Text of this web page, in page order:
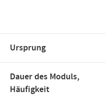
Ursprung
Dauer des Moduls,
Häufigkeit